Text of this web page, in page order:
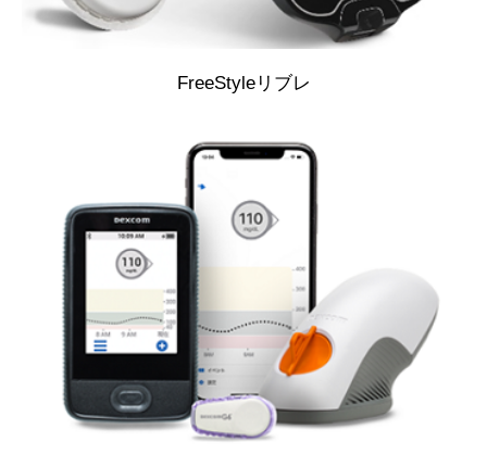
FreeStyleリブレ